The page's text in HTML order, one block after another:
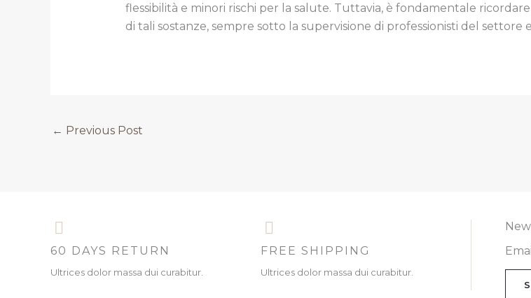
flessibilità e minori rischi per la salute. Tuttavia, è fondamentale
di tali sostanze, sempre sotto la supervisione di professionisti del
← Previous Post
60 DAYS RETURN
Ultrices dolor massa dui curabitur.
FREE SHIPPING
Ultrices dolor massa dui curabitur.